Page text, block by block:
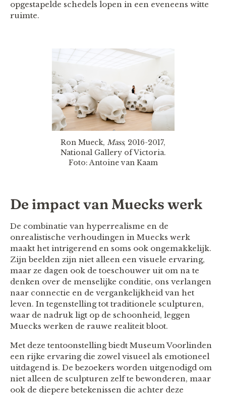
opgestapelde schedels lopen in een eveneens witte
ruimte.
Ron Mueck, Mass, 2016-2017,
National Gallery of Victoria.
Foto: Antoine van Kaam
De impact van Muecks werk
De combinatie van hyperrealisme en de
onrealistische verhoudingen in Muecks werk
maakt het intrigerend en soms ook ongemakkelijk.
Zijn beelden zijn niet alleen een visuele ervaring,
maar ze dagen ook de toeschouwer uit om na te
denken over de menselijke conditie, ons verlangen
naar connectie en de vergankelijkheid van het
leven. In tegenstelling tot traditionele sculpturen,
waar de nadruk ligt op de schoonheid, leggen
Muecks werken de rauwe realiteit bloot.
Met deze tentoonstelling biedt Museum Voorlinden
een rijke ervaring die zowel visueel als emotioneel
uitdagend is. De bezoekers worden uitgenodigd om
niet alleen de sculpturen zelf te bewonderen, maar
ook de diepere betekenissen die achter deze